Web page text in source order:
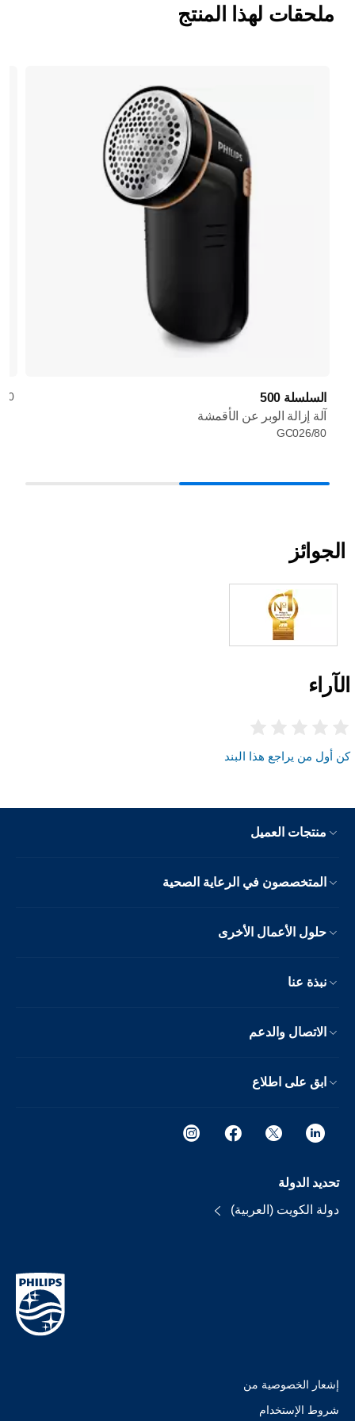
ملحقات لهذا المنتج
السلسلة 500
آلة إزالة الوبر عن الأقمشة
GC026/80
30
الجوائز
الآراء
كن أول من يراجع هذا البند
منتجات العميل
المتخصصون في الرعاية الصحية
حلول الأعمال الأخرى
نبذة عنا
الاتصال والدعم
ابق على اطلاع
تحديد الدولة
دولة الكويت (العربية)
إشعار الخصوصية من
شروط الإستخدام